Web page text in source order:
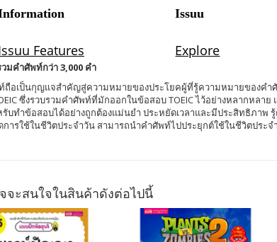
มคำศัพท์กว่า 3,000 คำ
ถือเป็นกุญแจสำคัญสู่ความหมายของประโยคผู้ที่รู้ความหมายของคำ
ซึ่งรวบรวมคำศัพท์ที่มักออกในข้อสอบ TOEIC ไว้อย่างหลากหล
บทำข้อสอบได้อย่างถูกต้องแม่นยำ ประหยัดเวลาและมีประสิทธิภาพ
การใช้ในชีวิตประจำวัน สามารถนำคำศัพท์ไปประยุกต์ใช้ในชีวิตประจ
จะสนใจในสินค้าดังต่อไปนี้